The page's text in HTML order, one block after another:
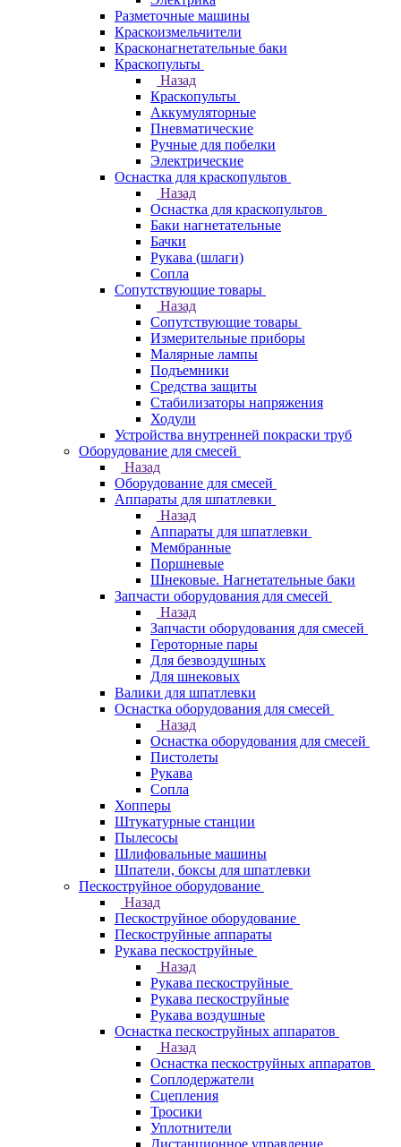
Разметочные машины
Краскоизмельчители
Красконагнетательные баки
Краскопульты
Назад
Краскопульты
Аккумуляторные
Пневматические
Ручные для побелки
Электрические
Оснастка для краскопультов
Назад
Оснастка для краскопультов
Баки нагнетательные
Бачки
Рукава (шлаги)
Сопла
Сопутствующие товары
Назад
Сопутствующие товары
Измерительные приборы
Малярные лампы
Подъемники
Средства защиты
Стабилизаторы напряжения
Ходули
Устройства внутренней покраски труб
Оборудование для смесей
Назад
Оборудование для смесей
Аппараты для шпатлевки
Назад
Аппараты для шпатлевки
Мембранные
Поршневые
Шнековые. Нагнетательные баки
Запчасти оборудования для смесей
Назад
Запчасти оборудования для смесей
Героторные пары
Для безвоздушных
Для шнековых
Валики для шпатлевки
Оснастка оборудования для смесей
Назад
Оснастка оборудования для смесей
Пистолеты
Рукава
Сопла
Хопперы
Штукатурные станции
Пылесосы
Шлифовальные машины
Шпатели, боксы для шпатлевки
Пескоструйное оборудование
Назад
Пескоструйное оборудование
Пескоструйные аппараты
Рукава пескоструйные
Назад
Рукава пескоструйные
Рукава пескоструйные
Рукава воздушные
Оснастка пескоструйных аппаратов
Назад
Оснастка пескоструйных аппаратов
Соплодержатели
Сцепления
Тросики
Уплотнители
Дистанционное управление